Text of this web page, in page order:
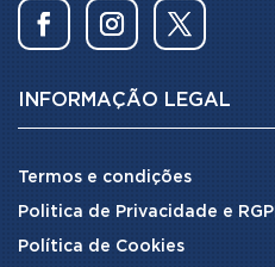
INFORMAÇÃO LEGAL
Termos e condições
Politica de Privacidade e
Política de Cookies